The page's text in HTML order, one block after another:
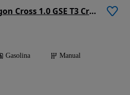
Fiat Tipo Station Wagon Cross 1.0 GSE T3 Cross
Gasolina
Manual